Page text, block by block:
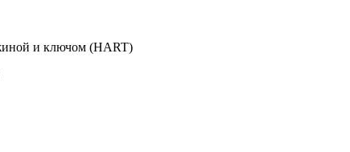
и ключом (HART)